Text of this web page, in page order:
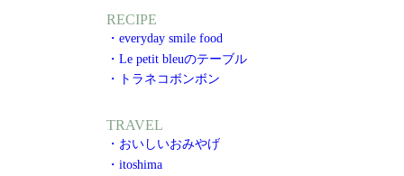
RECIPE
・everyday smile food
・Le petit bleuのテーブル
・トラネコボンボン
TRAVEL
・おいしいおみやげ
・itoshima